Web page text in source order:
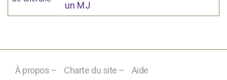
un MJ
À propos – Charte du site – Aide